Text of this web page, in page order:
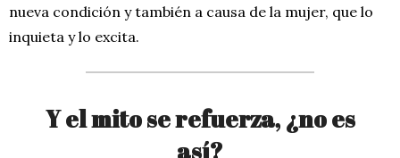
nueva condición y también a causa de la mujer, que lo
inquieta y lo excita.
Y el mito se refuerza, ¿no es
así?